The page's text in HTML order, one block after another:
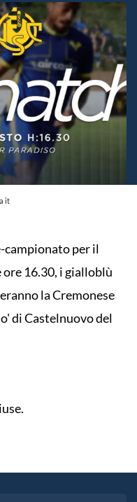
it
campionato per il
ore 16.30, i gialloblù
la Cremonese
di Castelnuovo del